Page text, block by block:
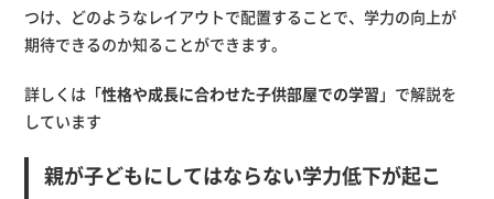
つけ、どのようなレイアウトで配置することで、学力の向上が
期待できるのか知ることができます。
詳しくは「性格や成長に合わせた子供部屋での学習 」で解説を
しています
親が子どもにしてはならない学力低下が起こ